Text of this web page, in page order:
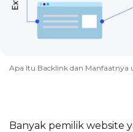
Apa Itu Backlink dan Manfaatnya
Banyak pemilik website